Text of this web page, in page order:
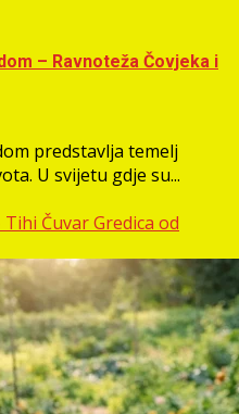
– Ravnoteža Čovjeka i
predstavlja temelj
U svijetu gdje su...
Čuvar Gredica od